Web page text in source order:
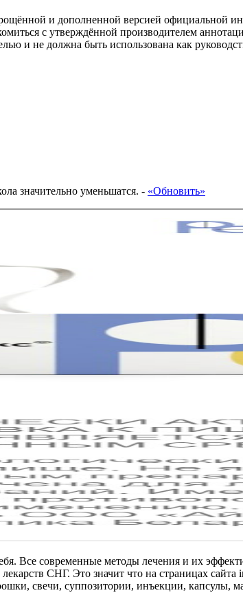
и дополненной версией официальной
с утверждённой производителем
и не должна быть использована как
значительно уменьшатся. - «Обновить»
Все современные методы лечения и их
СНГ. Это значит что на страницах сайта
свечи, суппозитории, инъекции, капсулы,